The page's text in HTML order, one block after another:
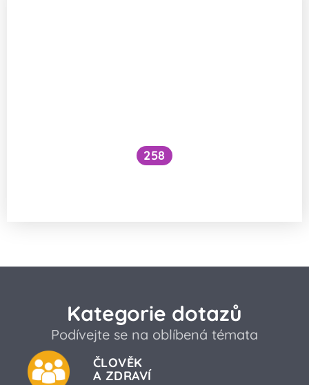
258
Kategorie dotazů
Podívejte se na oblíbená témata
ČLOVĚK
A ZDRAVÍ